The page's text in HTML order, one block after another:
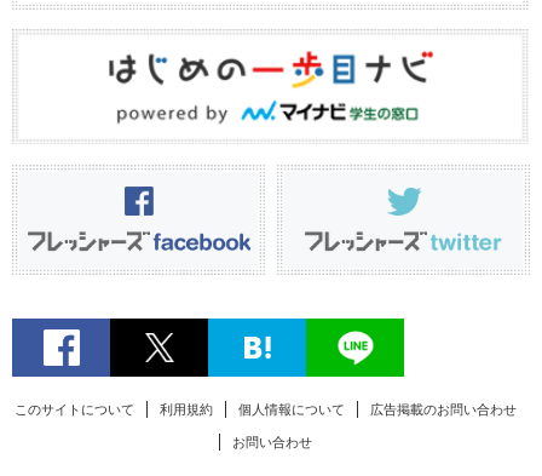
このサイトについて 利用規約 個人情報について 広告掲載のお問い合わせ
お問い合わせ